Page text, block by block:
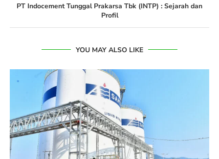
PT Indocement Tunggal Prakarsa Tbk (INTP) : Sejarah dan
Profil
YOU MAY ALSO LIKE